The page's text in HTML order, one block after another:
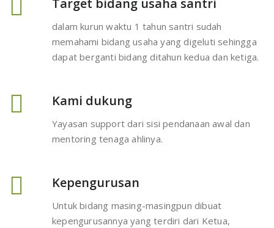
Target bidang usaha santri
dalam kurun waktu 1 tahun santri sudah
memahami bidang usaha yang digeluti sehingga
dapat berganti bidang ditahun kedua dan ketiga.
Kami dukung
Yayasan support dari sisi pendanaan awal dan
mentoring tenaga ahlinya.
Kepengurusan
Untuk bidang masing-masingpun dibuat
kepengurusannya yang terdiri dari Ketua,